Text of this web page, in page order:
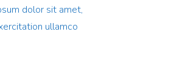
dolor sit amet,
ullamco